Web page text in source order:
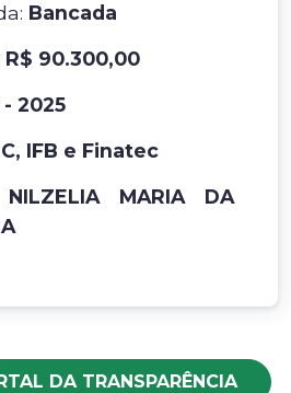
Bancada
R$ 90.300,00
2025
IFB e Finatec
NILZELIA MARIA DA
DA TRANSPARÊNCIA